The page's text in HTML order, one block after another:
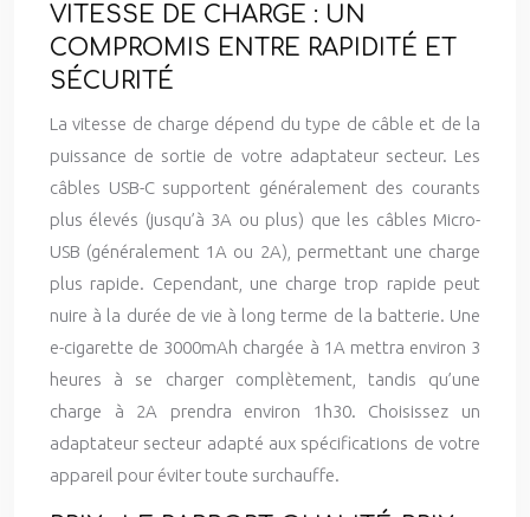
VITESSE DE CHARGE : UN
COMPROMIS ENTRE RAPIDITÉ ET
SÉCURITÉ
La vitesse de charge dépend du type de câble et de la
puissance de sortie de votre adaptateur secteur. Les
câbles USB-C supportent généralement des courants
plus élevés (jusqu’à 3A ou plus) que les câbles Micro-
USB (généralement 1A ou 2A), permettant une charge
plus rapide. Cependant, une charge trop rapide peut
nuire à la durée de vie à long terme de la batterie. Une
e-cigarette de 3000mAh chargée à 1A mettra environ 3
heures à se charger complètement, tandis qu’une
charge à 2A prendra environ 1h30. Choisissez un
adaptateur secteur adapté aux spécifications de votre
appareil pour éviter toute surchauffe.